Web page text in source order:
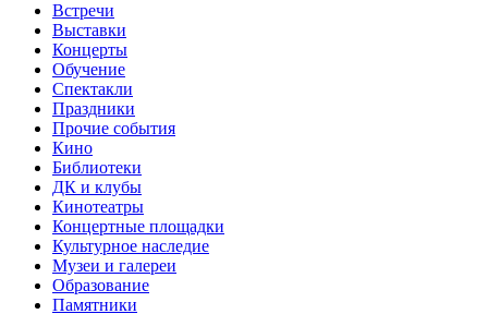
Встречи
Выставки
Концерты
Обучение
Спектакли
Праздники
Прочие события
Кино
Библиотеки
ДК и клубы
Кинотеатры
Концертные площадки
Культурное наследие
Музеи и галереи
Образование
Памятники